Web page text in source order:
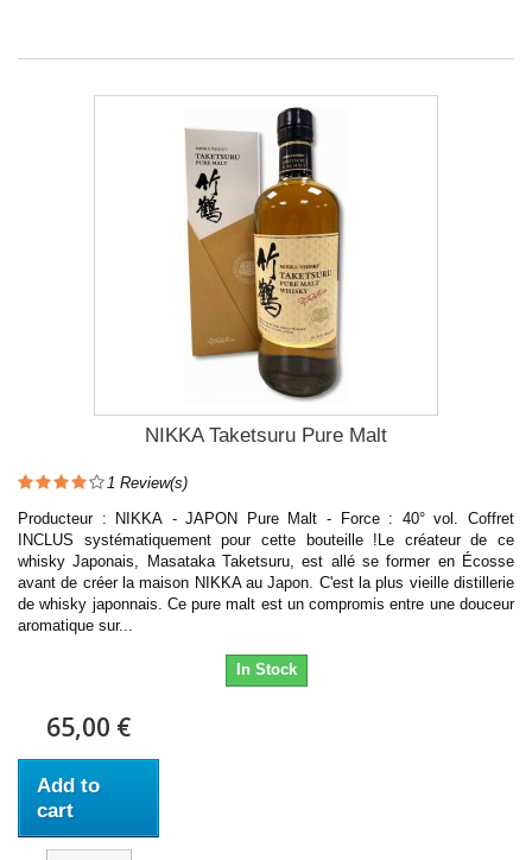
NIKKA Taketsuru Pure Malt
1 Review(s)
Producteur : NIKKA - JAPON Pure Malt - Force : 40° vol. Coffret
INCLUS systématiquement pour cette bouteille !Le créateur de ce
whisky Japonais, Masataka Taketsuru, est allé se former en Écosse
avant de créer la maison NIKKA au Japon. C'est la plus vieille distillerie
de whisky japonnais. Ce pure malt est un compromis entre une douceur
aromatique sur...
In Stock
65,00 €
Add to
cart